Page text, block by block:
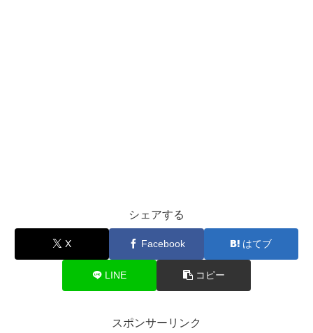
シェアする
X Facebook はてブ
LINE コピー
スポンサーリンク